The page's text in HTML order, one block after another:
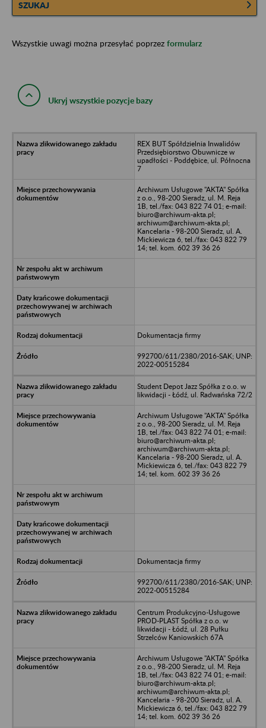
SZUKAJ
Wszystkie uwagi można przesyłać poprzez formularz
Ukryj wszystkie pozycje bazy
REX BUT Spółdzielnia Inwalidów
Przedsiębiorstwo Obuwnicze w
upadłości - Poddębice, ul. Północna
7
Archiwum Usługowe "AKTA" Spółka
z o.o., 98-200 Sieradz, ul. M. Reja
1B, tel./fax: 043 822 74 01; e-mail:
biuro@archiwum-akta.pl;
archiwum@archiwum-akta.pl;
Kancelaria - 98-200 Sieradz, ul. A.
Mickiewicza 6, tel./fax: 043 822 79
14; tel. kom. 602 39 36 26
Dokumentacja firmy
992700/611/2380/2016-SAK; UNP:
2022-00515284
Student Depot Jazz Spółka z o.o. w
likwidacji - Łódź, ul. Radwańska 72/2
Archiwum Usługowe "AKTA" Spółka
z o.o., 98-200 Sieradz, ul. M. Reja
1B, tel./fax: 043 822 74 01; e-mail:
biuro@archiwum-akta.pl;
archiwum@archiwum-akta.pl;
Kancelaria - 98-200 Sieradz, ul. A.
Mickiewicza 6, tel./fax: 043 822 79
14; tel. kom. 602 39 36 26
Dokumentacja firmy
992700/611/2380/2016-SAK; UNP:
2022-00515284
Centrum Produkcyjno-Usługowe
PROD-PLAST Spółka z o.o. w
likwidacji - Łódź, ul. 28 Pułku
Strzelców Kaniowskich 67A
Archiwum Usługowe "AKTA" Spółka
z o.o., 98-200 Sieradz, ul. M. Reja
1B, tel./fax: 043 822 74 01; e-mail:
biuro@archiwum-akta.pl;
archiwum@archiwum-akta.pl;
Kancelaria - 98-200 Sieradz, ul. A.
Mickiewicza 6, tel./fax: 043 822 79
14; tel. kom. 602 39 36 26